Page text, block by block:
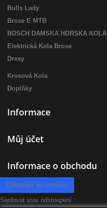
Bulls Lady
Brose E MTB
BOSCH DAMSKA HORSKA KOLA
Elektrická Kola Brose
Dresy
Krosová Kola
Doplňky
Informace
Můj účet
Informace o obchodu
Odstoupit od smlouvy
Sledovat stav odstoupení